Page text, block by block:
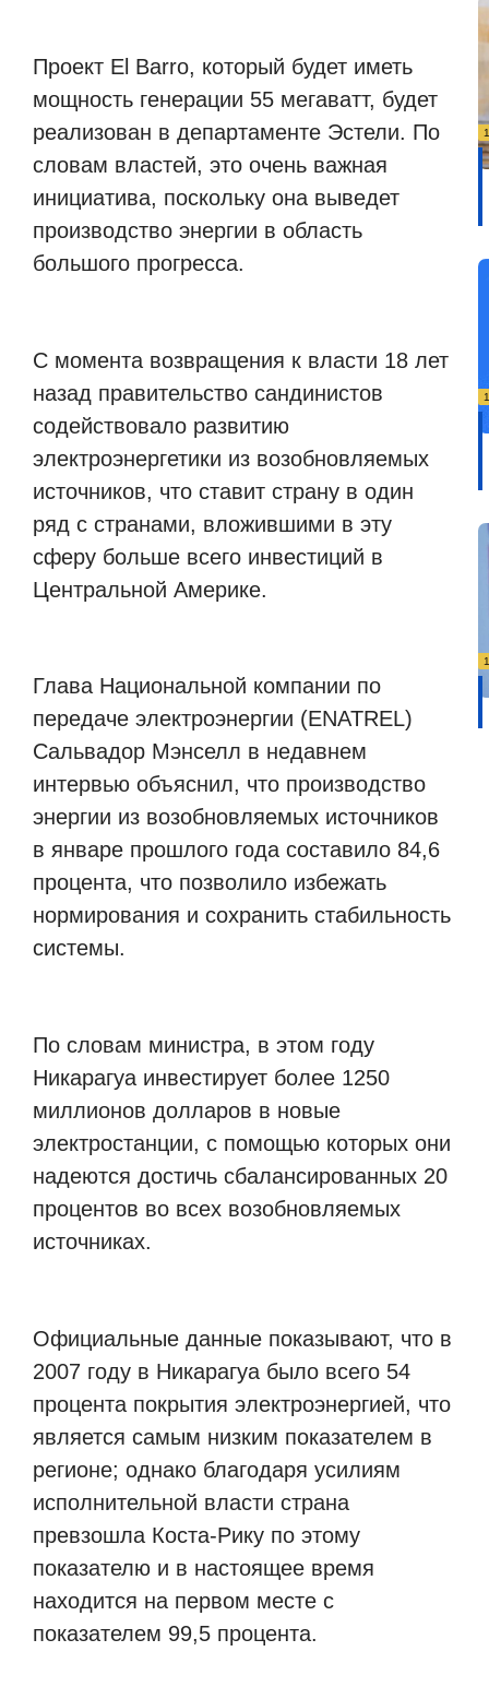
Проект El Barro, который будет иметь
мощность генерации 55 мегаватт, будет
реализован в департаменте Эстели. По
словам властей, это очень важная
инициатива, поскольку она выведет
производство энергии в область
большого прогресса.
С момента возвращения к власти 18 лет
назад правительство сандинистов
содействовало развитию
электроэнергетики из возобновляемых
источников, что ставит страну в один
ряд с странами, вложившими в эту
сферу больше всего инвестиций в
Центральной Америке.
Глава Национальной компании по
передаче электроэнергии (ENATREL)
Сальвадор Мэнселл в недавнем
интервью объяснил, что производство
энергии из возобновляемых источников
в январе прошлого года составило 84,6
процента, что позволило избежать
нормирования и сохранить стабильность
системы.
По словам министра, в этом году
Никарагуа инвестирует более 1250
миллионов долларов в новые
электростанции, с помощью которых они
надеются достичь сбалансированных 20
процентов во всех возобновляемых
источниках.
Официальные данные показывают, что в
2007 году в Никарагуа было всего 54
процента покрытия электроэнергией, что
является самым низким показателем в
регионе; однако благодаря усилиям
исполнительной власти страна
превзошла Коста-Рику по этому
показателю и в настоящее время
находится на первом месте с
показателем 99,5 процента.